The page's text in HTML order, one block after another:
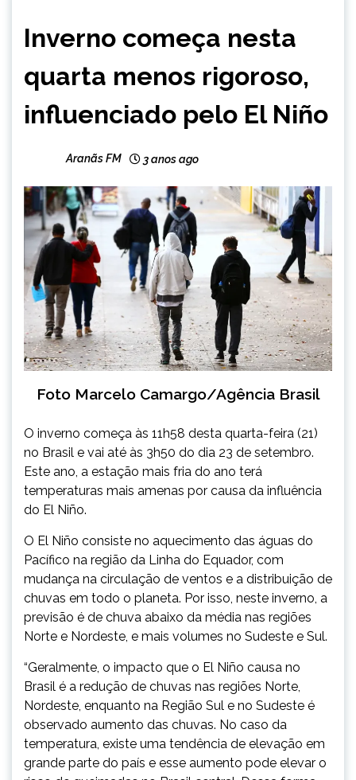
NOTÍCIAS
Inverno começa nesta
quarta menos rigoroso,
influenciado pelo El Niño
Aranãs FM 3 anos ago
Foto Marcelo Camargo/Agência Brasil
O inverno começa às 11h58 desta quarta-feira (21)
no Brasil e vai até às 3h50 do dia 23 de setembro.
Este ano, a estação mais fria do ano terá
temperaturas mais amenas por causa da influência
do El Niño.
O El Niño consiste no aquecimento das águas do
Pacífico na região da Linha do Equador, com
mudança na circulação de ventos e a distribuição de
chuvas em todo o planeta. Por isso, neste inverno, a
previsão é de chuva abaixo da média nas regiões
Norte e Nordeste, e mais volumes no Sudeste e Sul.
“Geralmente, o impacto que o El Niño causa no
Brasil é a redução de chuvas nas regiões Norte,
Nordeste, enquanto na Região Sul e no Sudeste é
observado aumento das chuvas. No caso da
temperatura, existe uma tendência de elevação em
grande parte do país e esse aumento pode elevar o